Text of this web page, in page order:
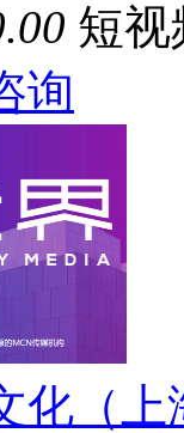
短视
询
化（上